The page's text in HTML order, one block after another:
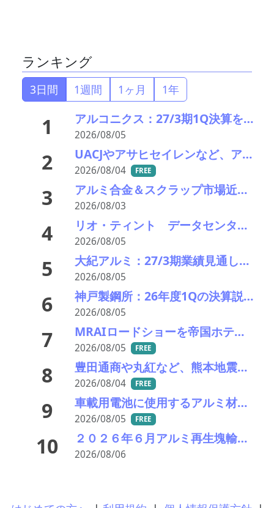
ランキング
3日間 1週間 1ヶ月 1年
1 アルコニクス：27/3期1Q決算を発表。業績見通し、配当を修正
2026/08/05
2 UACJやアサヒセイレンなど、アルミニウムのアップグレードリサイクル実用化開発を開始
2026/08/04 FREE
3 アルミ合金＆スクラップ市場近況2026＃15 一段と深まる下落市況――「熊本地震による市況への影響は軽微」
2026/08/03
4 リオ・ティント データセンターブームにおける自社の優位性を強調 銅やアルミニウム事業の伸び背景に
2026/08/05
5 大紀アルミ：27/3期業績見通し、配当をそれぞれ修正
2026/08/05
6 神戸製鋼所：26年度1Qの決算説明会を開催。売上高のみ上方修正だが・・・
2026/08/05
7 MRAIロードショーを帝国ホテルで開催 「MRAI国際ビジネスサミット(IBS2026)」、日本のリサイクル企業に参加呼びかけ
2026/08/05 FREE
8 豊田通商や丸紅など、熊本地震被害に支援・義援金
2026/08/04 FREE
9 車載用電池に使用するアルミ材の水平リサイクルを実現―PPES・日本軽金属・冨士発條・PEX
2026/08/05 FREE
10 ２０２６年６月アルミ再生塊輸入統計分析 中国依存が一段と進行――UAE急減、円安で輸入コストは最高圏
2026/08/06